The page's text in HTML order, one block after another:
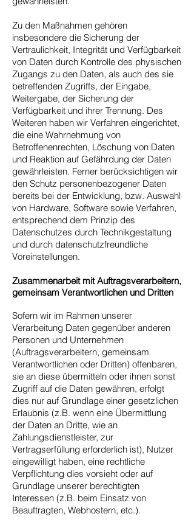
Zu den Maßnahmen gehören
insbesondere die Sicherung der
Vertraulichkeit, Integrität und Verfügbarkeit
von Daten durch Kontrolle des physischen
Zugangs zu den Daten, als auch des sie
betreffenden Zugriffs, der Eingabe,
Weitergabe, der Sicherung der
Verfügbarkeit und ihrer Trennung. Des
Weiteren haben wir Verfahren eingerichtet,
die eine Wahrnehmung von
Betroffenenrechten, Löschung von Daten
und Reaktion auf Gefährdung der Daten
gewährleisten. Ferner berücksichtigen wir
den Schutz personenbezogener Daten
bereits bei der Entwicklung, bzw. Auswahl
von Hardware, Software sowie Verfahren,
entsprechend dem Prinzip des
Datenschutzes durch Technikgestaltung
und durch datenschutzfreundliche
Voreinstellungen.
Zusammenarbeit mit Auftragsverarbeitern,
gemeinsam Verantwortlichen und Dritten
Sofern wir im Rahmen unserer
Verarbeitung Daten gegenüber anderen
Personen und Unternehmen
(Auftragsverarbeitern, gemeinsam
Verantwortlichen oder Dritten) offenbaren,
sie an diese übermitteln oder ihnen sonst
Zugriff auf die Daten gewähren, erfolgt
dies nur auf Grundlage einer gesetzlichen
Erlaubnis (z.B. wenn eine Übermittlung
der Daten an Dritte, wie an
Zahlungsdienstleister, zur
Vertragserfüllung erforderlich ist), Nutzer
eingewilligt haben, eine rechtliche
Verpflichtung dies vorsieht oder auf
Grundlage unserer berechtigten
Interessen (z.B. beim Einsatz von
Beauftragten, Webhostern, etc.).